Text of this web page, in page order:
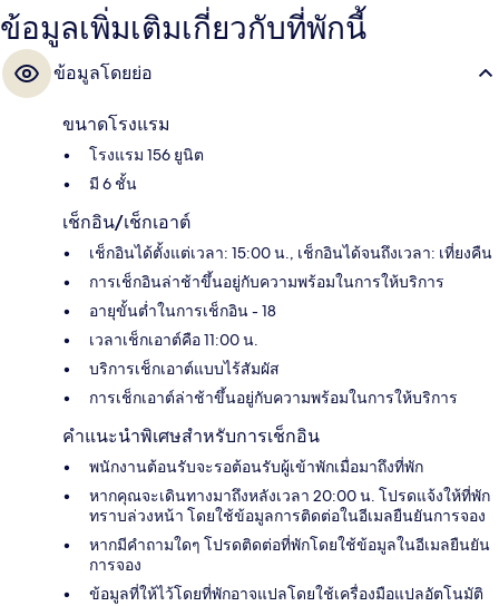
ข้อมูลเพิ่มเติมเกี่ยวกับที่พักนี้
ข้อมูลโดยย่อ
ขนาดโรงแรม
โรงแรม 156 ยูนิต
มี 6 ชั้น
เช็กอิน/เช็กเอาต์
เช็กอินได้ตั้งแต่เวลา: 15:00 น., เช็กอินได้จนถึงเวลา: เที่ยงคืน
การเช็กอินล่าช้าขึ้นอยู่กับความพร้อมในการให้บริการ
อายุขั้นต่ำในการเช็กอิน - 18
เวลาเช็กเอาต์คือ 11:00 น.
บริการเช็กเอาต์แบบไร้สัมผัส
การเช็กเอาต์ล่าช้าขึ้นอยู่กับความพร้อมในการให้บริการ
คำแนะนำพิเศษสำหรับการเช็กอิน
พนักงานต้อนรับจะรอต้อนรับผู้เข้าพักเมื่อมาถึงที่พัก
หากคุณจะเดินทางมาถึงหลังเวลา 20:00 น. โปรดแจ้งให้ที่พัก
ทราบล่วงหน้า โดยใช้ข้อมูลการติดต่อในอีเมลยืนยันการจอง
หากมีคำถามใดๆ โปรดติดต่อที่พักโดยใช้ข้อมูลในอีเมลยืนยัน
การจอง
ข้อมูลที่ให้ไว้โดยที่พักอาจแปลโดยใช้เครื่องมือแปลอัตโนมัติ